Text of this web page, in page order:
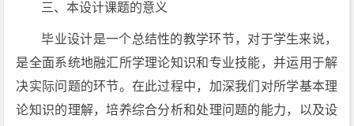
三、本设计课题的意义
毕业设计是一个总结性的教学环节，对于学生来说，
是全面系统地融汇所学理论知识和专业技能，并运用于解
决实际问题的环节。在此过程中，加深我们对所学基本理
论知识的理解，培养综合分析和处理问题的能力，以及设